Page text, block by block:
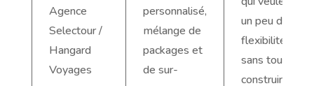
Agence
Selectour /
Hangard
Voyages
personnalisé,
mélange de
packages et
de sur-
un peu de
flexibilité
sans tout
construire